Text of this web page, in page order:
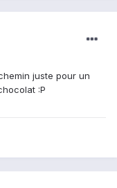
juste pour un
:P